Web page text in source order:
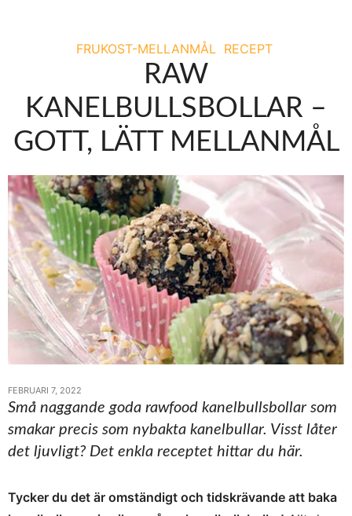
FRUKOST-MELLANMÅL RECEPT
RAW
KANELBULLSBOLLAR –
GOTT, LÄTT MELLANMÅL
FEBRUARI 7, 2022
Små naggande goda rawfood kanelbullsbollar som
smakar precis som nybakta kanelbullar. Visst låter
det ljuvligt? Det enkla receptet hittar du här.
Tycker du det är omständigt och tidskrävande att baka